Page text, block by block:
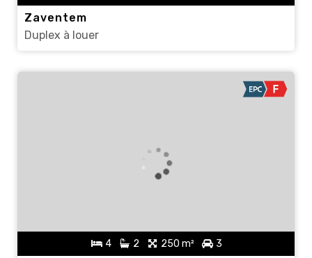
Zaventem
Duplex à louer
4 2 250 m² 3